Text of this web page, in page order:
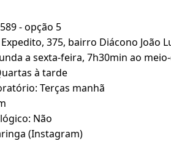
- opção 5
375, bairro Diácono João
a sexta-feira, 7h30min ao
à tarde
Terças manhã
Não
(Instagram)